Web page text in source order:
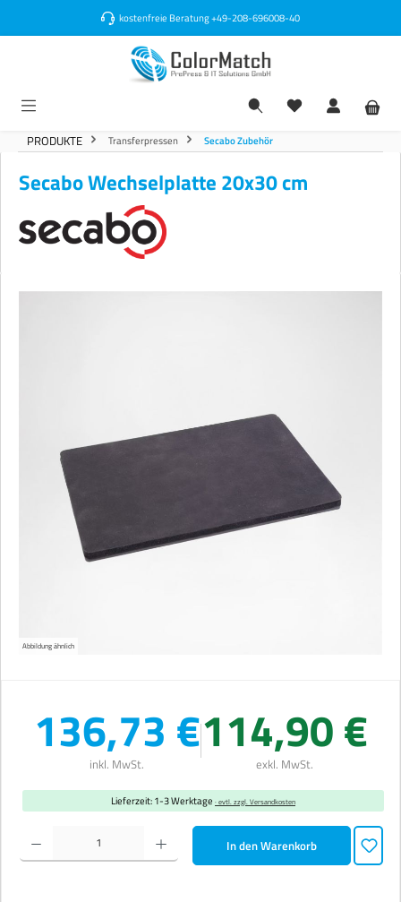
kostenfreie Beratung+49-208-696008-40
PRODUKTE Transferpressen Secabo Zubehör
Secabo Wechselplatte 20x30 cm
Abbildung ähnlich
136,73 €
inkl. MwSt.
114,90 €
exkl. MwSt.
Lieferzeit: 1-3 Werktage · evtl. zzgl. Versandkosten
Produkt Anzahl: Gib den gewünschten Wert ein oder benutze die Schaltflächen um die Anzahl zu
In den Warenkorb